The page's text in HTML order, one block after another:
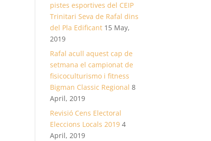
pistes esportives del CEIP
Trinitari Seva de Rafal dins
del Pla Edificant 15 May,
2019
Rafal acull aquest cap de
setmana el campionat de
fisicoculturismo i fitness
Bigman Classic Regional 8
April, 2019
Revisió Cens Electoral
Eleccions Locals 2019 4
April, 2019